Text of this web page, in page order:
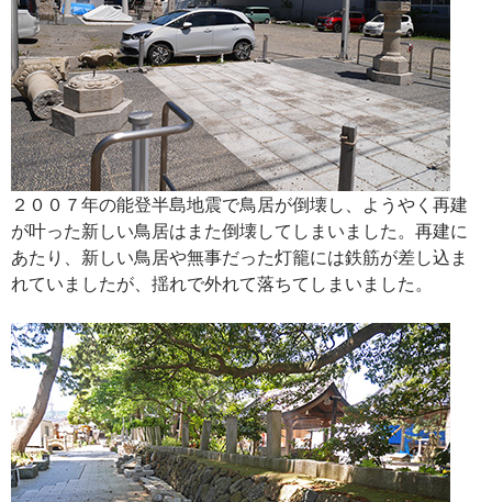
２００７年の能登半島地震で鳥居が倒壊し、ようやく再建
が叶った新しい鳥居はまた倒壊してしまいました。再建に
あたり、新しい鳥居や無事だった灯籠には鉄筋が差し込ま
れていましたが、揺れで外れて落ちてしまいました。